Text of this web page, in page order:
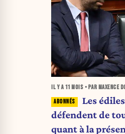
IL Y A 11 MOIS • PAR MAXENCE
Les
défendent de
quant à la